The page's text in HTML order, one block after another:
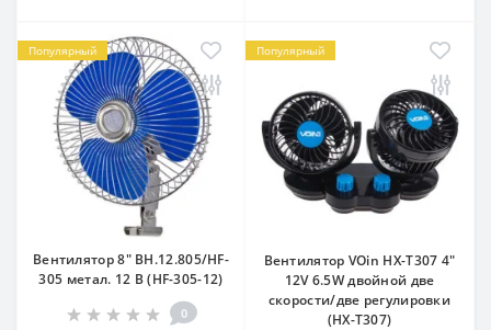
Популярный
Вентилятор 8" ВН.12.805/HF-
305 метал. 12 В (HF-305-12)
0
Популярный
Вентилятор VOin HX-T307 4"
12V 6.5W двойной две
скорости/две регулировки
(HX-T307)